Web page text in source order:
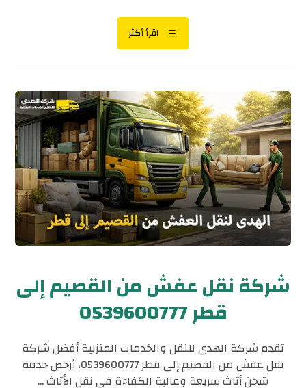
اقرأ أكثر
شركة نقل عفش من القصيم إلى
قطر 0539600777
تقدم شركة الهدى للنقل والخدمات المنزلية أفضل شركة
نقل عفش من القصيم إلى قطر 0539600777، أرخص خدمة
شحن أثاث سريعة وعالية الكفاءة في نقل الأثاث ...